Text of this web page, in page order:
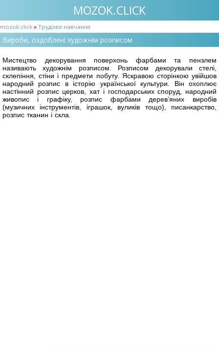
MOZOK.CLICK
mozok.click » Трудове навчання
Вироби, оздоблені художнім розписом
Мистецтво декорування поверхонь фарбами та пензлем
називають художнім розписом. Розписом декорували стелі,
склепіння, стіни і предмети побуту. Яскравою сторінкою увійшов
народний розпис в історію української культури. Він охоплює
настінний розпис церков, хат і господарських споруд, народний
живопис і графіку, розпис фарбами дерев’яних виробів
(музичних інструментів, іграшок, вуликів тощо), писанкарство,
розпис тканин і скла.